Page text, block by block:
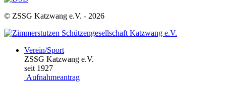
© ZSSG Katzwang e.V. - 2026
Verein/Sport
ZSSG Katzwang e.V.
seit 1927
Aufnahmeantrag